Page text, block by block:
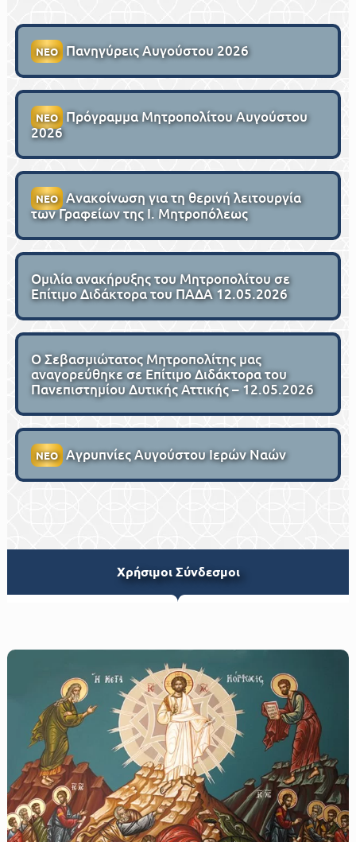
ΝΕΟ Πανηγύρεις Αυγούστου 2026
ΝΕΟ Πρόγραμμα Μητροπολίτου Αυγούστου
2026
ΝΕΟ Ανακοίνωση για τη θερινή λειτουργία
των Γραφείων της Ι. Μητροπόλεως
Ομιλία ανακήρυξης του Μητροπολίτου σε
Επίτιμο Διδάκτορα του ΠΑΔΑ 12.05.2026
Ο Σεβασμιώτατος Μητροπολίτης μας
αναγορεύθηκε σε Επίτιμο Διδάκτορα του
Πανεπιστημίου Δυτικής Αττικής – 12.05.2026
ΝΕΟ Αγρυπνίες Αυγούστου Ιερών Ναών
Xρήσιμοι Σύνδεσμοι